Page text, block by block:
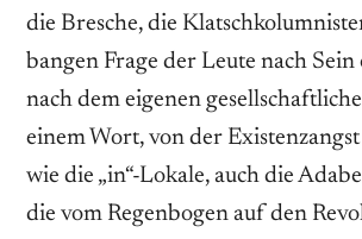
die Bresche, die
bangen Frage der Leute nach
nach dem eigenen
einem Wort, von der
wie die „in“-Lokale, auch die
die vom Regenbogen auf den